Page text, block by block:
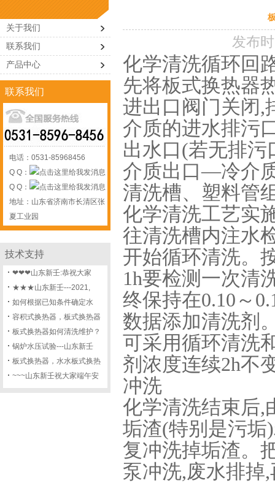
关于我们
联系我们
产品中心
联系我们
电话：0531-85968456
Q Q：
Q Q：
地址：山东省济南市长清区张
夏工业园
技术支持
❤❤❤山东新壬:恭祝大家
★★★山东新壬---2021,
如何根据已知条件确定水
容积式换热器，板式换热器
板式换热器如何清洗维护？
锅炉水压试验---山东新壬
板式换热器，水水板式换热
~~~山东新壬祝大家端午安
发布
化学清洗循环回
先将板式换热器
进出口阀门关闭,
介质的进水排污
出水口(若无排
介质出口—冷介
清洗槽、塑料管
化学清洗工艺实
往清洗槽内注水
开始循环清洗。
1h要检测一次清
终保持在0.10～
数据添加清洗剂
可采用循环清洗
剂浓度连续2h不
冲洗
化学清洗结束后,
垢渣(特别是污垢
复冲洗掉垢渣。
泵冲洗,废水排掉